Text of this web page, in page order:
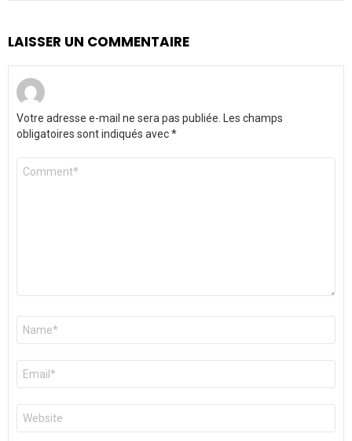
LAISSER UN COMMENTAIRE
Votre adresse e-mail ne sera pas publiée.
Les champs
obligatoires sont indiqués avec*
Commentaire
Nom
E-
mail
*
Site
web